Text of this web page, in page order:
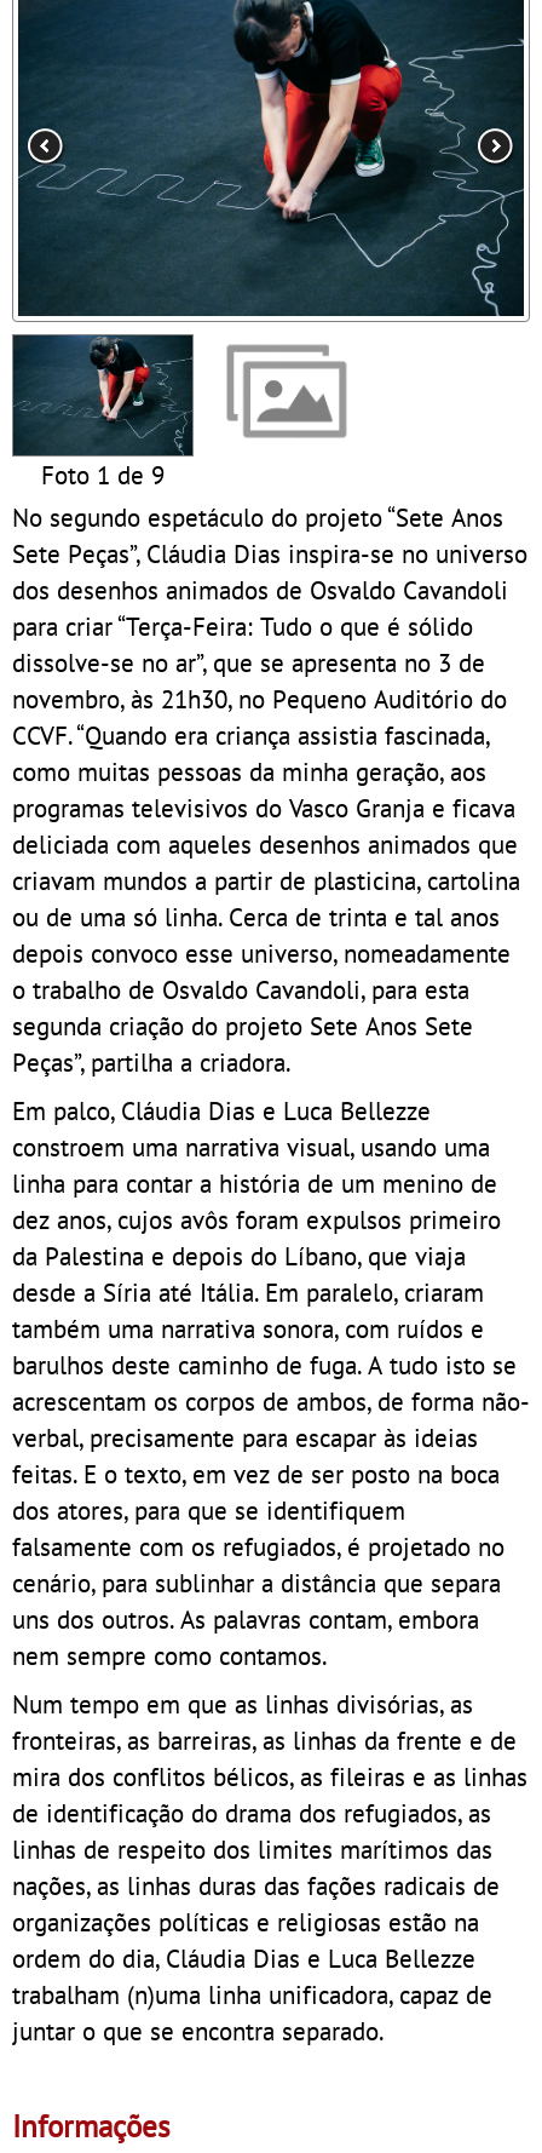
Foto 1 de 9
No segundo espetáculo do projeto “Sete Anos
Sete Peças”, Cláudia Dias inspira-se no universo
dos desenhos animados de Osvaldo Cavandoli
para criar “Terça-Feira: Tudo o que é sólido
dissolve-se no ar”, que se apresenta no 3 de
novembro, às 21h30, no Pequeno Auditório do
CCVF. “Quando era criança assistia fascinada,
como muitas pessoas da minha geração, aos
programas televisivos do Vasco Granja e ficava
deliciada com aqueles desenhos animados que
criavam mundos a partir de plasticina, cartolina
ou de uma só linha. Cerca de trinta e tal anos
depois convoco esse universo, nomeadamente
o trabalho de Osvaldo Cavandoli, para esta
segunda criação do projeto Sete Anos Sete
Peças”, partilha a criadora.
Em palco, Cláudia Dias e Luca Bellezze
constroem uma narrativa visual, usando uma
linha para contar a história de um menino de
dez anos, cujos avôs foram expulsos primeiro
da Palestina e depois do Líbano, que viaja
desde a Síria até Itália. Em paralelo, criaram
também uma narrativa sonora, com ruídos e
barulhos deste caminho de fuga. A tudo isto se
acrescentam os corpos de ambos, de forma não-
verbal, precisamente para escapar às ideias
feitas. E o texto, em vez de ser posto na boca
dos atores, para que se identifiquem
falsamente com os refugiados, é projetado no
cenário, para sublinhar a distância que separa
uns dos outros. As palavras contam, embora
nem sempre como contamos.
Num tempo em que as linhas divisórias, as
fronteiras, as barreiras, as linhas da frente e de
mira dos conflitos bélicos, as fileiras e as linhas
de identificação do drama dos refugiados, as
linhas de respeito dos limites marítimos das
nações, as linhas duras das fações radicais de
organizações políticas e religiosas estão na
ordem do dia, Cláudia Dias e Luca Bellezze
trabalham (n)uma linha unificadora, capaz de
juntar o que se encontra separado.
Informações